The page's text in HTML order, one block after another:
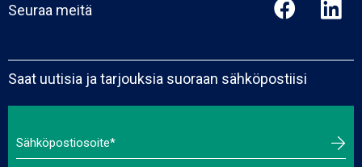
Seuraa meitä
Saat uutisia ja tarjouksia suoraan sähköpostiisi